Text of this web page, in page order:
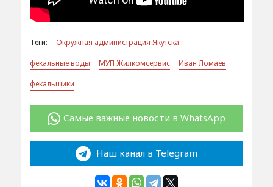
Теги:
Окружная администрация Якутска
фекальные воды
МУП Жилкомсервис
Иван Ломаев
фекальщики
Самые важные новости в WhatsApp
Наш канал в Telegram